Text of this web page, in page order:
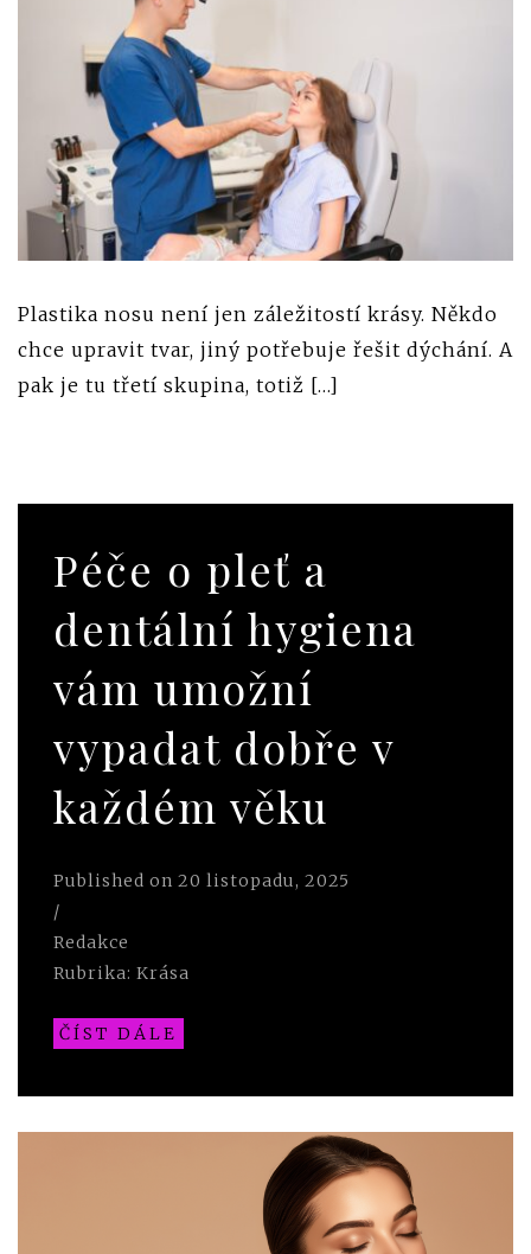
Plastika nosu není jen záležitostí krásy. Někdo
chce upravit tvar, jiný potřebuje řešit dýchání. A
pak je tu třetí skupina, totiž […]
Péče o pleť a
dentální hygiena
vám umožní
vypadat dobře v
každém věku
Published on 20 listopadu, 2025
/
Redakce
Rubrika: Krása
ČÍST DÁLE